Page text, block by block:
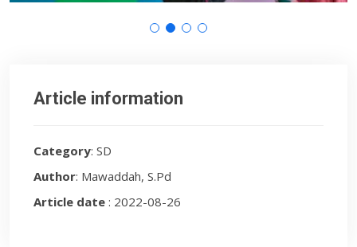
Article information
Category: SD
Author: Mawaddah, S.Pd
Article date : 2022-08-26